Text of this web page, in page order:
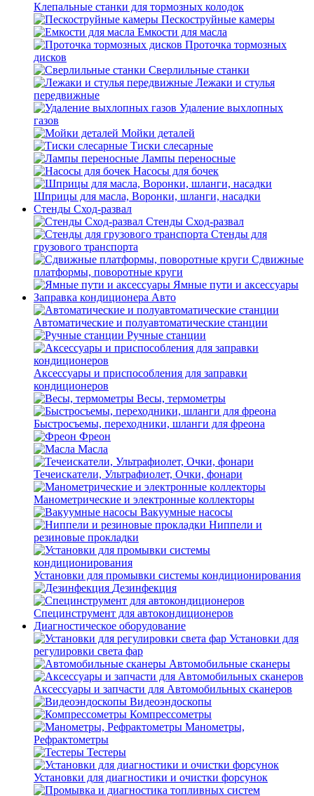
Клепальные станки для тормозных колодок
Пескоструйные камеры
Емкости для масла
Проточка тормозных
дисков
Сверлильные станки
Лежаки и стулья
передвижные
Удаление выхлопных
газов
Мойки деталей
Тиски слесарные
Лампы переносные
Насосы для бочек
Шприцы для масла, Воронки, шланги, насадки
Стенды Сход-развал
Стенды Сход-развал
Стенды для
грузового транспорта
Сдвижные
платформы, поворотные круги
Ямные пути и аксессуары
Заправка кондиционера Авто
Автоматические и полуавтоматические станции
Ручные станции
Аксессуары и приспособления для заправки
кондиционеров
Весы, термометры
Быстросъемы, переходники, шланги для фреона
Фреон
Масла
Течеискатели, Ультрафиолет, Очки, фонари
Манометрические и электронные коллекторы
Вакуумные насосы
Ниппели и
резиновые прокладки
Установки для промывки системы кондиционирования
Дезинфекция
Специнструмент для автокондиционеров
Диагностическое оборудование
Установки для
регулировки света фар
Автомобильные сканеры
Аксессуары и запчасти для Автомобильных сканеров
Видеоэндоскопы
Компрессометры
Манометры,
Рефрактометры
Тестеры
Установки для диагностики и очистки форсунок